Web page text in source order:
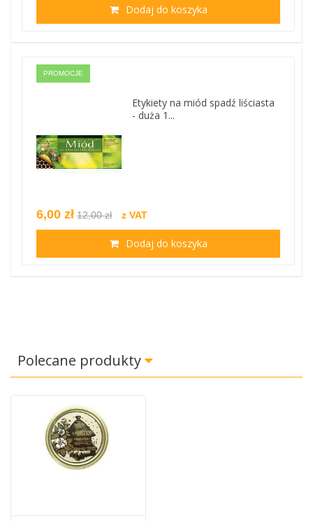
Dodaj do koszyka
PROMOCJE
Etykiety na miód spadź liściasta
- duża 1...
6,00 zł 12,00 zł z VAT
Dodaj do koszyka
Polecane produkty